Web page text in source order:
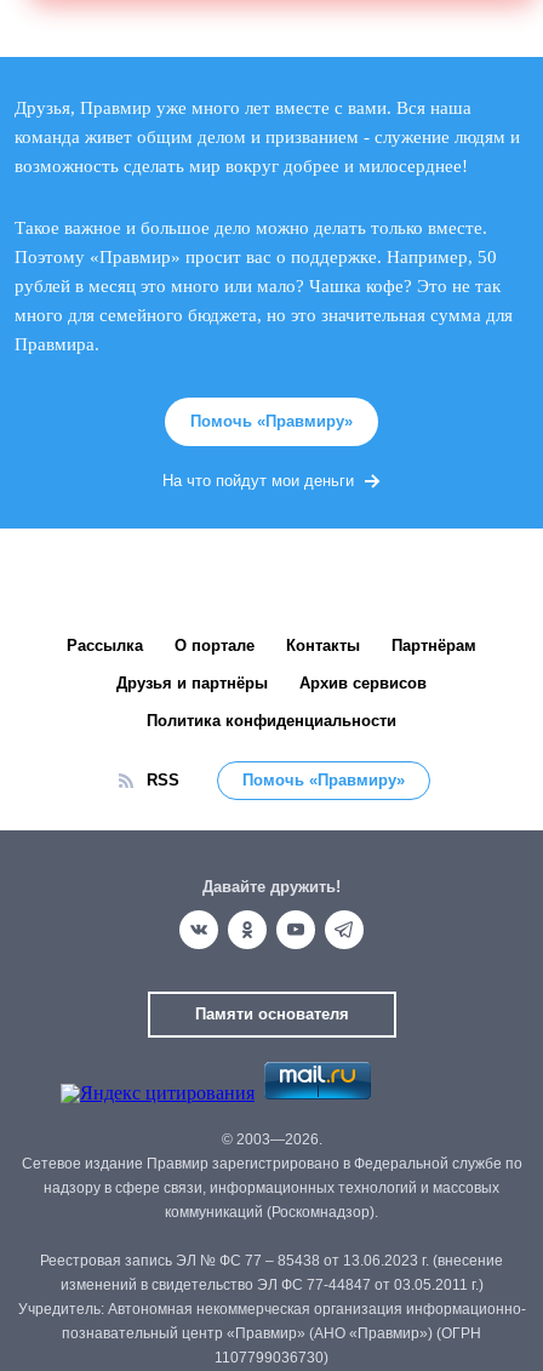
Друзья, Правмир уже много лет вместе с вами. Вся наша
команда живет общим делом и призванием - служение людям и
возможность сделать мир вокруг добрее и милосерднее!
Такое важное и большое дело можно делать только вместе.
Поэтому «Правмир» просит вас о поддержке. Например, 50
рублей в месяц это много или мало? Чашка кофе? Это не так
много для семейного бюджета, но это значительная сумма для
Правмира.
Помочь «Правмиру»
На что пойдут мои деньги
Рассылка О портале Контакты Партнёрам
Друзья и партнёры Архив сервисов
Политика конфиденциальности
RSS Помочь «Правмиру»
Давайте дружить!
Памяти основателя
© 2003—2026.
Сетевое издание Правмир зарегистрировано в Федеральной службе по
надзору в сфере связи, информационных технологий и массовых
коммуникаций (Роскомнадзор).
Реестровая запись ЭЛ № ФС 77 – 85438 от 13.06.2023 г. (внесение
изменений в свидетельство ЭЛ ФС 77-44847 от 03.05.2011 г.)
Учредитель: Автономная некоммерческая организация информационно-
познавательный центр «Правмир» (АНО «Правмир») (ОГРН
1107799036730)